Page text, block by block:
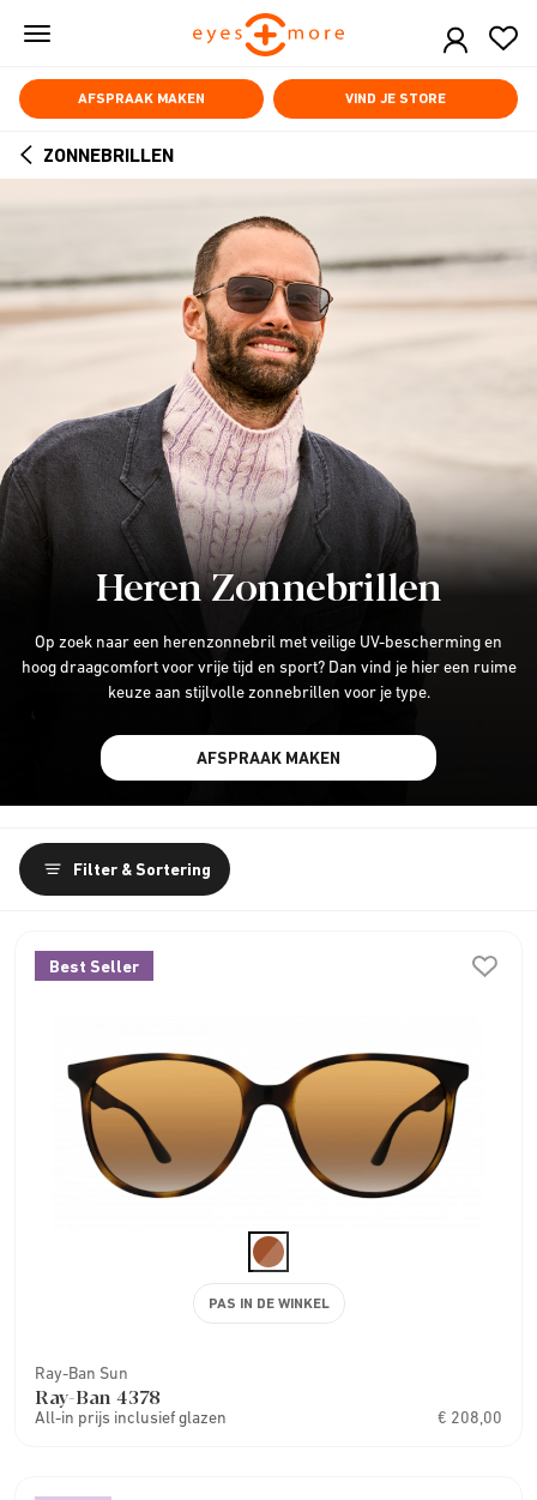
Skip
contentAFSPRAAK MAKEN VIND JE STORE
ARROW
ZONNEBRILLEN
Heren Zonnebrillen
Op zoek naar een herenzonnebril met veilige UV-bescherming en
hoog draagcomfort voor vrije tijd en sport? Dan vind je hier een ruime
keuze aan stijlvolle zonnebrillen voor je type.
AFSPRAAK MAKEN
Filter & Sortering
Best Seller
Ray-Ban Sun
Ray-Ban 4378
All-in prijs inclusief glazen € 208,00
PAS IN DE WINKEL